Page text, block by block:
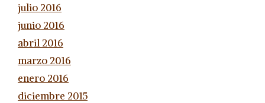
julio 2016
junio 2016
abril 2016
marzo 2016
enero 2016
diciembre 2015